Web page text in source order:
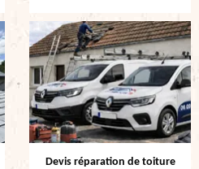
Devis réparation de toiture